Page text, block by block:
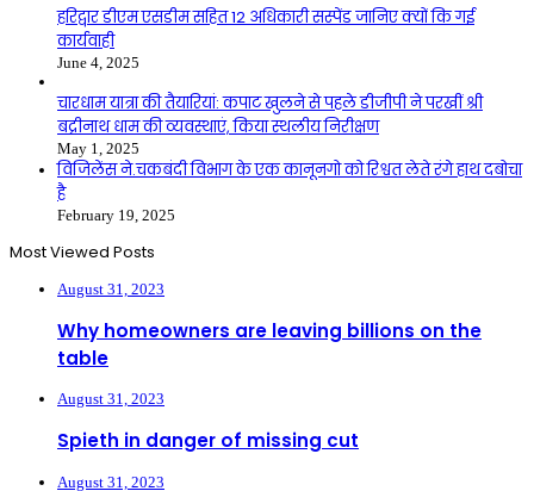
हरिद्वार डीएम एसडीम सहित 12 अधिकारी सस्पेंड जानिए क्यों कि गई
कार्यवाही
June 4, 2025
चारधाम यात्रा की तैयारियां: कपाट खुलने से पहले डीजीपी ने परखीं श्री
बद्रीनाथ धाम की व्यवस्थाएं, किया स्थलीय निरीक्षण
May 1, 2025
विजिलेंस ने.चकबंदी विभाग के एक कानूनगो को रिश्वत लेते रंगे हाथ दबोचा
है
February 19, 2025
Most Viewed Posts
August 31, 2023
Why homeowners are leaving billions on the
table
August 31, 2023
Spieth in danger of missing cut
August 31, 2023